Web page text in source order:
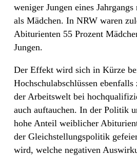
weniger Jungen eines
als Mädchen. In NRW waren
Abiturienten 55 Prozent
Jungen.
Der Effekt wird sich in Kürze
Hochschulabschlüssen
der Arbeitswelt bei
auch auftauchen. In der Politik
hohe Anteil weiblicher
der Gleichstellungspolitik
wird, welche negativen